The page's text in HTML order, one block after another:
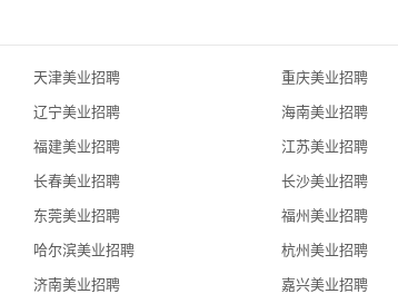
时尚的办公气氛，特别配备智能化办公室及心得交流区
利有重大节日慰问，生日补助，旅游补助等等各项人性
有序化。我们的历史使命，是要求所有的员工必须坚持
天津美业招聘 重庆美业招聘
辽宁美业招聘 海南美业招聘
福建美业招聘 江苏美业招聘
长春美业招聘 长沙美业招聘
东莞美业招聘 福州美业招聘
哈尔滨美业招聘 杭州美业招聘
济南美业招聘 嘉兴美业招聘